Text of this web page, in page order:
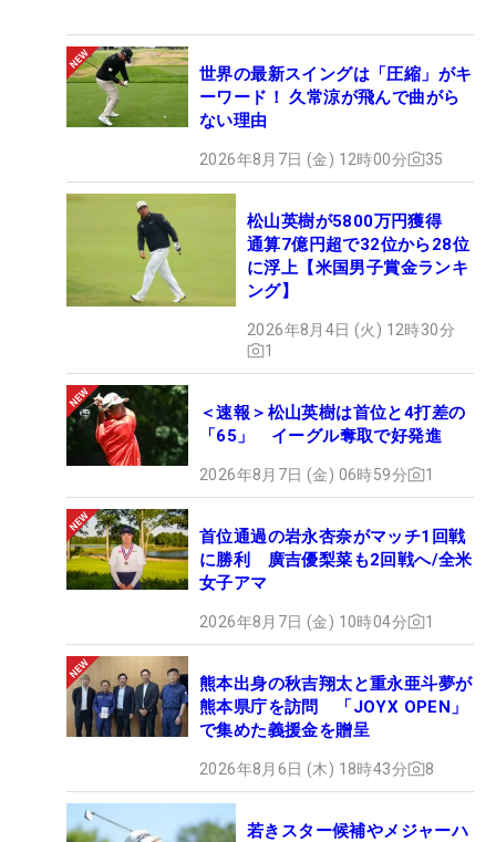
世界の最新スイングは「圧縮」がキ
ーワード！ 久常涼が飛んで曲がら
ない理由
2026年8月7日 (金) 12時00分 35
松山英樹が5800万円獲得
通算7億円超で32位から28位
に浮上【米国男子賞金ランキ
ング】
2026年8月4日 (火) 12時30分
1
＜速報＞松山英樹は首位と4打差の
「65」 イーグル奪取で好発進
2026年8月7日 (金) 06時59分 1
首位通過の岩永杏奈がマッチ1回戦
に勝利 廣吉優梨菜も2回戦へ/全米
女子アマ
2026年8月7日 (金) 10時04分 1
熊本出身の秋吉翔太と重永亜斗夢が
熊本県庁を訪問 「JOYX OPEN」
で集めた義援金を贈呈
2026年8月6日 (木) 18時43分 8
若きスター候補やメジャーハ